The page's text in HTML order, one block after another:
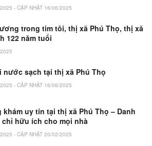
- CẬP NHẬT 16/06/2025
trong tim tôi, thị xã Phú Thọ, thị xã
122 năm tuổi
nước sạch tại thị xã Phú Thọ
- CẬP NHẬT 16/06/2025
khám uy tín tại thị xã Phú Thọ – Danh
chỉ hữu ích cho mọi nhà
- CẬP NHẬT 20/02/2025